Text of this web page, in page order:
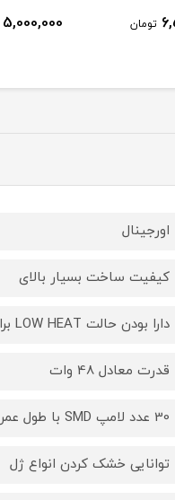
تومان 5,000,000
اورجینال
کیفیت ساخت بسیار بالای
دارا بودن حالت LOW HEAT برای ژل بیلدر
قدرت معادل 48 وات
30 عدد لامپ SMD با طول عمر 50.000 ساعت
توانایی خشک کردن انواع ژل